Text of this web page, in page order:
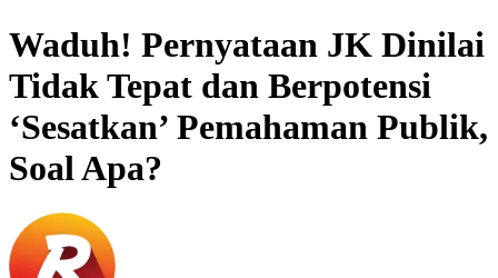
Waduh! Pernyataan JK Dinilai
Tidak Tepat dan Berpotensi
‘Sesatkan’ Pemahaman Publik,
Soal Apa?